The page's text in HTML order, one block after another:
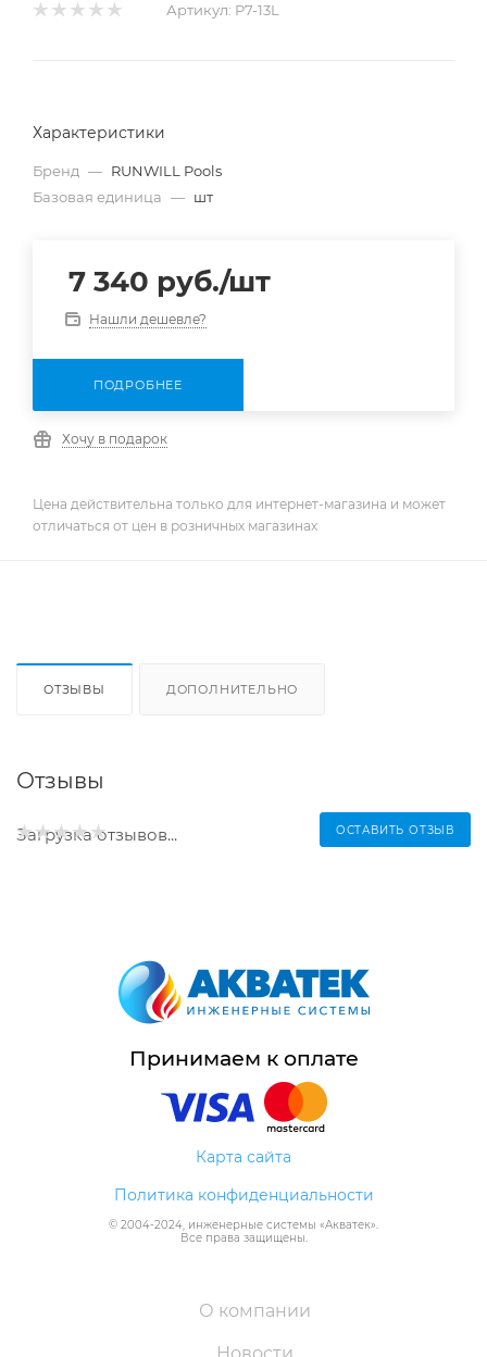
Артикул: P7-13L
Характеристики
Бренд — RUNWILL Pools
Базовая единица — шт
7 340 руб./шт
Нашли дешевле?
ПОДРОБНЕЕ
Хочу в подарок
Цена действительна только для интернет-магазина и может
отличаться от цен в розничных магазинах
ОТЗЫВЫ ДОПОЛНИТЕЛЬНО
Отзывы
ОСТАВИТЬ ОТЗЫВ
Загрузка отзывов...
Принимаем к оплате
Карта сайта
Политика конфиденциальности
© 2004-2024, инженерные системы «Акватек».
Все права защищены.
О компании